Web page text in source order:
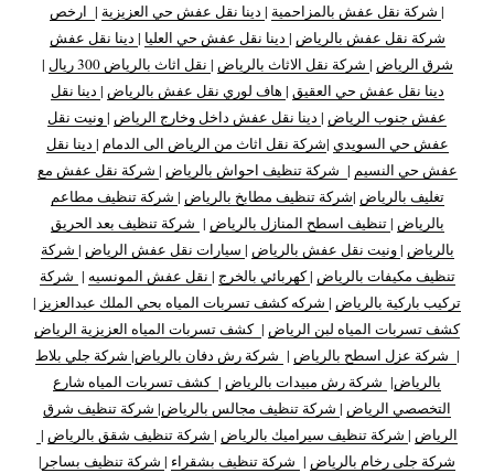
| شركة نقل عفش بالمزاحمية | دينا نقل عفش حي العزيزية | ارخص
شركة نقل عفش بالرياض | دينا نقل عفش حي العليا | دينا نقل عفش
شرق الرياض | شركة نقل الاثاث بالرياض | نقل اثاث بالرياض 300 ريال
|
دينا نقل عفش حي العقيق | هاف لوري نقل عفش بالرياض | دينا نقل
عفش جنوب الرياض | دينا نقل عفش داخل وخارج الرياض |ونيت نقل
عفش حي السويدي |شركة نقل اثاث من الرياض الى الدمام | دينا نقل
عفش حي النسيم | شركة تنظيف احواش بالرياض | شركة نقل عفش مع
تغليف بالرياض |شركة تنظيف مطابخ بالرياض | شركة تنظيف مطاعم
بالرياض |تنظيف اسطح المنازل بالرياض | شركة تنظيف بعد الحريق
بالرياض |ونيت نقل عفش بالرياض | سيارات نقل عفش الرياض | شركة
تنظيف مكيفات بالرياض |كهربائي بالخرج | نقل عفش المونسيه | شركة
تركيب باركية بالرياض | شركه كشف تسربات المياه بحي الملك عبدالعزيز |
كشف تسربات المياه لبن الرياض | كشف تسربات المياه العزيزية الرياض
| شركة عزل اسطح بالرياض | شركة رش دفان بالرياض| شركة جلي بلاط
بالرياض| شركة رش مبيدات بالرياض | كشف تسربات المياه شارع
التخصصي الرياض | شركة تنظيف مجالس بالرياض| شركة تنظيف شرق
الرياض | شركة تنظيف سيراميك بالرياض | شركة تنظيف شقق بالرياض |
شركة جلى رخام بالرياض | شركة تنظيف بشقراء | شركة تنظيف بساجر |